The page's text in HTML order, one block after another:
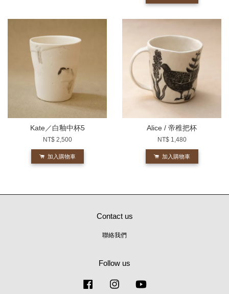
Kate／白釉中杯5
NT$ 2,500
加入購物車
Alice / 帝稚把杯
NT$ 1,480
加入購物車
Contact us
聯絡我們
Follow us
Facebook Instagram